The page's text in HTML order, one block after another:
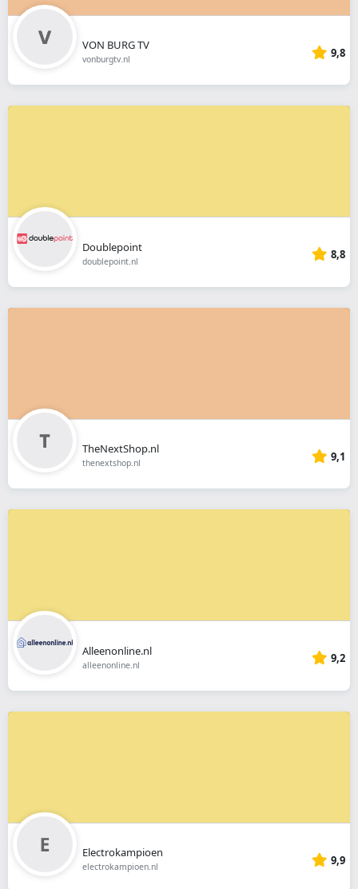
VON BURG TV
vonburgtv.nl 9,8
Doublepoint
doublepoint.nl 8,8
TheNextShop.nl
thenextshop.nl 9,1
Alleenonline.nl
alleenonline.nl 9,2
Electrokampioen
electrokampioen.nl 9,9